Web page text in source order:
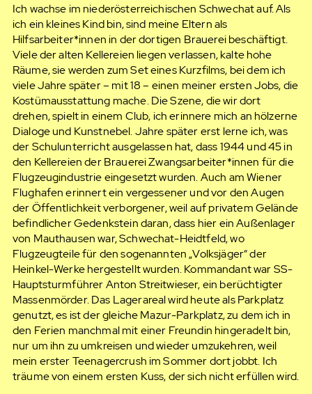
Ich wachse im niederösterreichischen Schwechat auf. Als
ich ein kleines Kind bin, sind meine Eltern als
Hilfsarbeiter*innen in der dortigen Brauerei beschäftigt.
Viele der alten Kellereien liegen verlassen, kalte hohe
Räume, sie werden zum Set eines Kurzfilms, bei dem ich
viele Jahre später – mit 18 – einen meiner ersten Jobs, die
Kostümausstattung mache. Die Szene, die wir dort
drehen, spielt in einem Club, ich erinnere mich an hölzerne
Dialoge und Kunstnebel. Jahre später erst lerne ich, was
der Schulunterricht ausgelassen hat, dass 1944 und 45 in
den Kellereien der Brauerei Zwangsarbeiter*innen für die
Flugzeugindustrie eingesetzt wurden. Auch am Wiener
Flughafen erinnert ein vergessener und vor den Augen
der Öffentlichkeit verborgener, weil auf privatem Gelände
befindlicher Gedenkstein daran, dass hier ein Außenlager
von Mauthausen war, Schwechat-Heidtfeld, wo
Flugzeugteile für den sogenannten „Volksjäger“ der
Heinkel-Werke hergestellt wurden. Kommandant war SS-
Hauptsturmführer Anton Streitwieser, ein berüchtigter
Massenmörder. Das Lagerareal wird heute als Parkplatz
genutzt, es ist der gleiche Mazur-Parkplatz, zu dem ich in
den Ferien manchmal mit einer Freundin hingeradelt bin,
nur um ihn zu umkreisen und wieder umzukehren, weil
mein erster Teenagercrush im Sommer dort jobbt. Ich
träume von einem ersten Kuss, der sich nicht erfüllen wird.